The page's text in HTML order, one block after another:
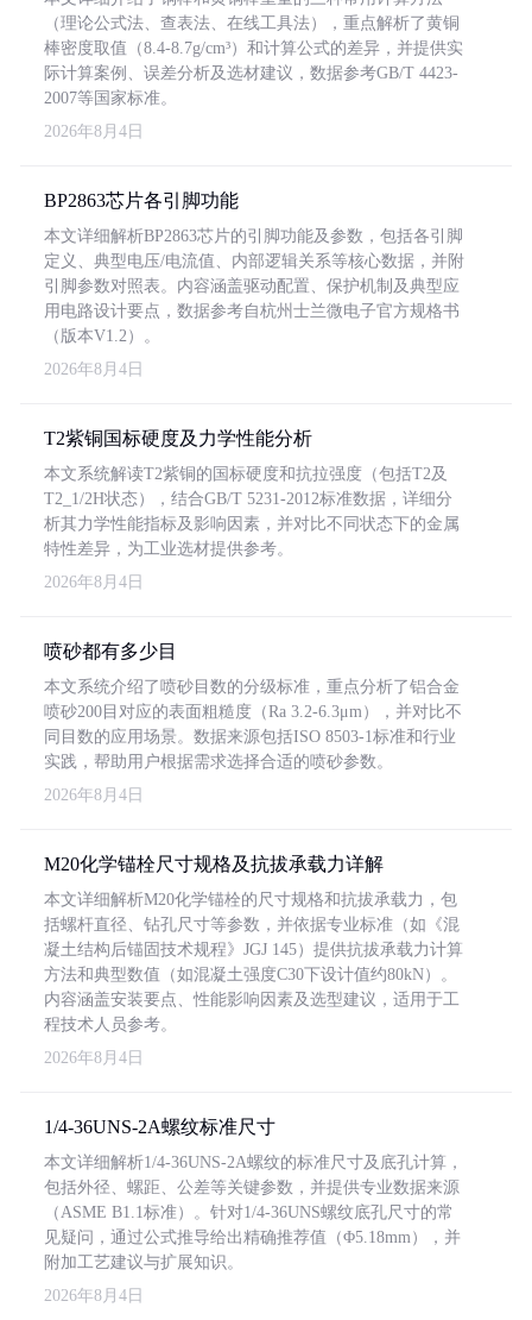
（理论公式法、查表法、在线工具法），重点解析了黄铜
棒密度取值（8.4-8.7g/cm³）和计算公式的差异，并提供实
际计算案例、误差分析及选材建议，数据参考GB/T 4423-
2007等国家标准。
2026年8月4日
BP2863芯片各引脚功能
本文详细解析BP2863芯片的引脚功能及参数，包括各引脚
定义、典型电压/电流值、内部逻辑关系等核心数据，并附
引脚参数对照表。内容涵盖驱动配置、保护机制及典型应
用电路设计要点，数据参考自杭州士兰微电子官方规格书
（版本V1.2）。
2026年8月4日
T2紫铜国标硬度及力学性能分析
本文系统解读T2紫铜的国标硬度和抗拉强度（包括T2及
T2_1/2H状态），结合GB/T 5231-2012标准数据，详细分
析其力学性能指标及影响因素，并对比不同状态下的金属
特性差异，为工业选材提供参考。
2026年8月4日
喷砂都有多少目
本文系统介绍了喷砂目数的分级标准，重点分析了铝合金
喷砂200目对应的表面粗糙度（Ra 3.2-6.3μm），并对比不
同目数的应用场景。数据来源包括ISO 8503-1标准和行业
实践，帮助用户根据需求选择合适的喷砂参数。
2026年8月4日
M20化学锚栓尺寸规格及抗拔承载力详解
本文详细解析M20化学锚栓的尺寸规格和抗拔承载力，包
括螺杆直径、钻孔尺寸等参数，并依据专业标准（如《混
凝土结构后锚固技术规程》JGJ 145）提供抗拔承载力计算
方法和典型数值（如混凝土强度C30下设计值约80kN）。
内容涵盖安装要点、性能影响因素及选型建议，适用于工
程技术人员参考。
2026年8月4日
1/4-36UNS-2A螺纹标准尺寸
本文详细解析1/4-36UNS-2A螺纹的标准尺寸及底孔计算，
包括外径、螺距、公差等关键参数，并提供专业数据来源
（ASME B1.1标准）。针对1/4-36UNS螺纹底孔尺寸的常
见疑问，通过公式推导给出精确推荐值（Φ5.18mm），并
附加工艺建议与扩展知识。
2026年8月4日